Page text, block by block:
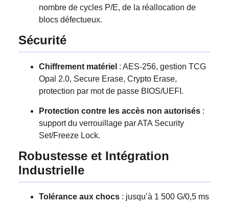
nombre de cycles P/E, de la réallocation de
blocs défectueux.
Sécurité
Chiffrement matériel : AES-256, gestion TCG
Opal 2.0, Secure Erase, Crypto Erase,
protection par mot de passe BIOS/UEFI.
Protection contre les accès non autorisés :
support du verrouillage par ATA Security
Set/Freeze Lock.
Robustesse et Intégration
Industrielle
Tolérance aux chocs : jusqu’à 1 500 G/0,5 ms